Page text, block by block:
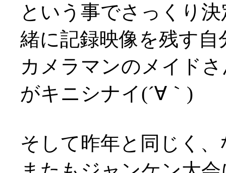
という事でさっくり
緒に記録映像を残す
カメラマンのメイド
がキニシナイ(´∀｀)
そして昨年と同じく